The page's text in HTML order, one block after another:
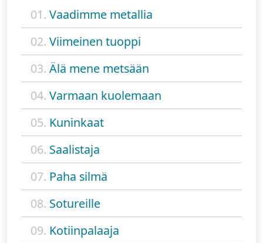
01. Vaadimme metallia
02. Viimeinen tuoppi
03. Älä mene metsään
04. Varmaan kuolemaan
05. Kuninkaat
06. Saalistaja
07. Paha silmä
08. Sotureille
09. Kotiinpalaaja